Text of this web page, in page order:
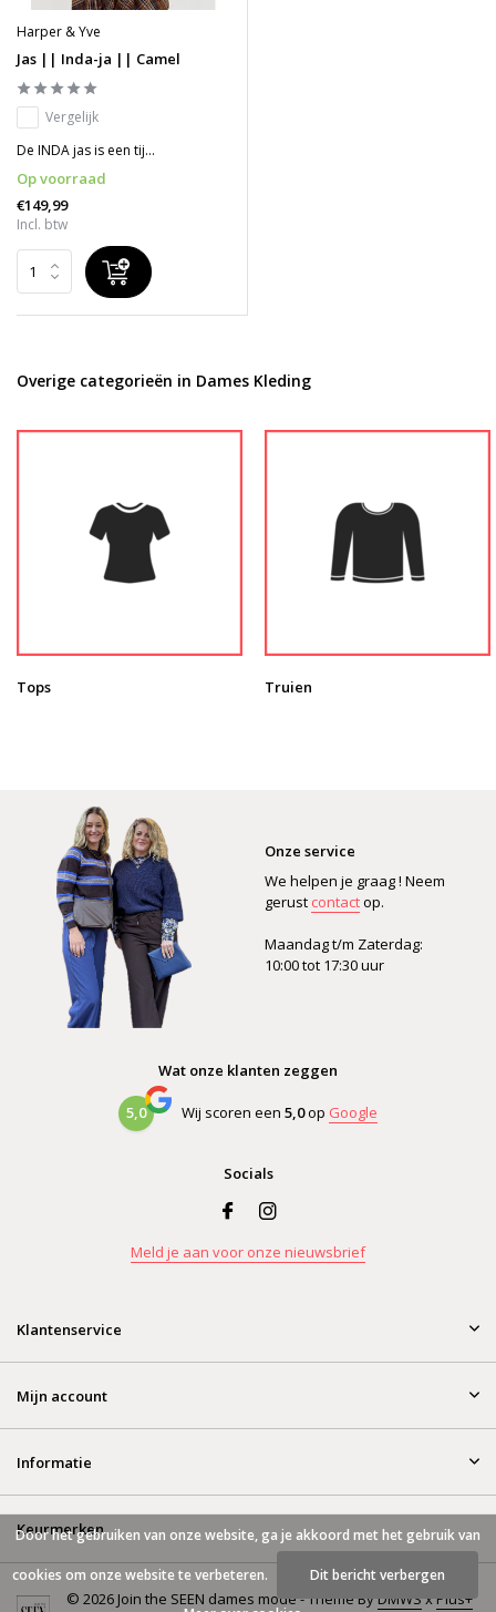
Harper & Yve
Jas || Inda-ja || Camel
Vergelijk
De INDA jas is een tij...
Op voorraad
€149,99
Incl. btw
Overige categorieën in Dames Kleding
Tops Truien
Onze service
We helpen je graag ! Neem
gerust contactop.
Maandag t/m Zaterdag:
10:00 tot 17:30 uur
Wat onze klanten zeggen
5,0 Wij scoren een 5,0op Google
Socials
Meld je aan voor onze nieuwsbrief
Klantenservice
Mijn account
Informatie
Keurmerken
© 2026 Join the SEEN dames mode - Theme ByDMWSxPlus+
Door het gebruiken van onze website, ga je akkoord met het gebruik van
cookies om onze website te verbeteren. Dit bericht verbergen